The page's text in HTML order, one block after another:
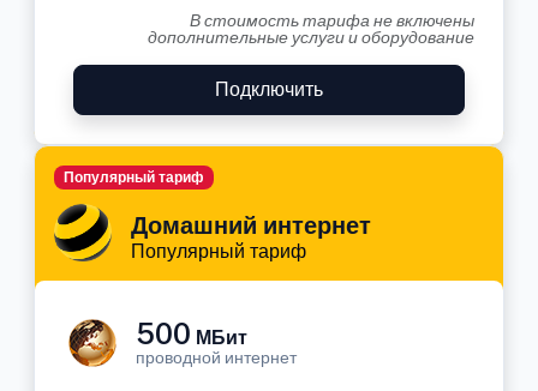
В стоимость тарифа не включены
дополнительные услуги и оборудование
Подключить
Домашний интернет
Популярный тариф
Популярный тариф
500 МБит
проводной интернет